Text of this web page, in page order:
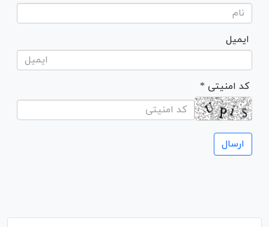
ایمیل
* کد امنیتی